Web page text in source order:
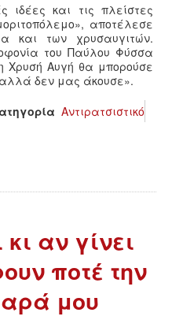
ιδέες και τις πλείστες
αποτέλεσε
και των χρυσαυγιτών.
του Παύλου Φύσσα
Χρυσή Αυγή θα μπορούσε
δεν μας άκουσε».
Αντιρατσιστικό
αν γίνει
ποτέ την
μου